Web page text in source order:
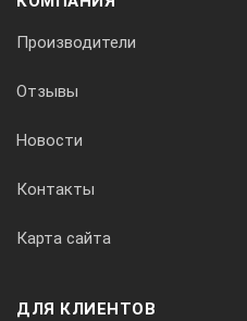
Цена деления
Производители
Отзывы
Новости
Контакты
Карта сайта
ДЛЯ КЛИЕНТОВ